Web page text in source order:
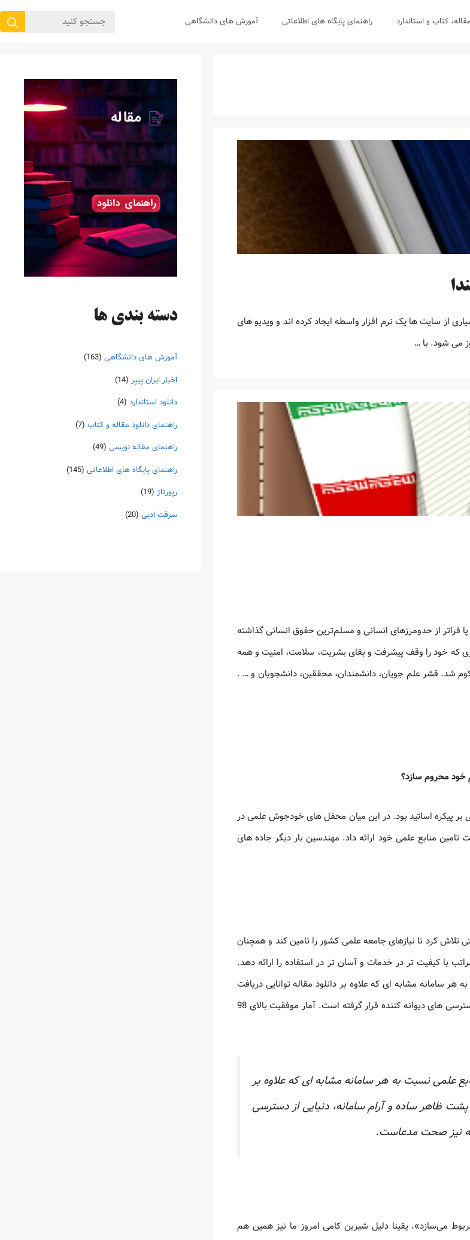
کتاب و استاندارد راهنمای پایگاه های اطلاعاتی آموزش های دانشگاهی
جستجوی
کلیدی ایران پیپر نسبت به دیگر سایت های فروش اکانت لیندا چیست؟ 1- بسیاری از سایت ها یک نرم افزار واسطه ایجاد کرده اند و ویدیو های
می شود. با …
از حدومرزهای انسانی و مسلم‌ترین حقوق انسانی گذاشته
که خود را وقف پیشرفت و بقای بشریت، سلامت، امنیت و همه
شد. قشر علم جویان، دانشمندان، محققین، دانشجویان و … .
خود محروم سازد؟
بر پیکره اساتید بود. در این میان محفل های خودجوش علمی در
منابع علمی خود ارائه داد. مهندسین بار دیگر جاده های
بی هیچ چشم داشتی تلاش کرد تا نیازهای جامعه علمی کشور را تامین کند و همچنان
با کیفیت تر در خدمات و آسان تر در استفاده را ارائه دهد.
سامانه مشابه ای که علاوه بر دانلود مقاله توانایی دریافت
کتاب و پتنت های علمی را نیز داراست. در پشت ظاهر ساده و آرام سامانه، دنیایی از دسترسی های دیوانه کننده قرار گرفته است. آمار موفقیت بالای 98
علمی نسبت به هر سامانه مشابه ای که علاوه بر
ظاهر ساده و آرام سامانه، دنیایی از دسترسی
می‌سازد». یقینا دلیل شیرین کامی امروز ما نیز همین هم
دسته‌ بندی ها
آموزش های دانشگاهی (163)
اخبار ایران پیپر (14)
دانلود استاندارد (4)
راهنمای دانلود مقاله و کتاب (7)
راهنمای مقاله نویسی (49)
راهنمای پایگاه های اطلاعاتی (145)
رپورتاژ (19)
سرقت ادبی (20)